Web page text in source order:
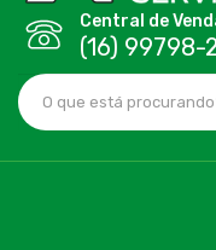
Central de
(16) 99798-